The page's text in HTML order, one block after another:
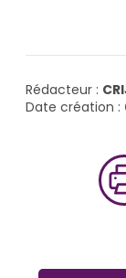
Rédacteur :
Date création :